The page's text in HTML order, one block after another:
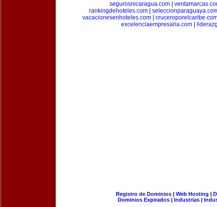
segurosnicaragua.com
rankingdehoteles.com|
vacacionesenhoteles.com
excelenciaempresaria.com
Registro de Dominios| Web Hosting |
Dominios Expirados | Industrias |